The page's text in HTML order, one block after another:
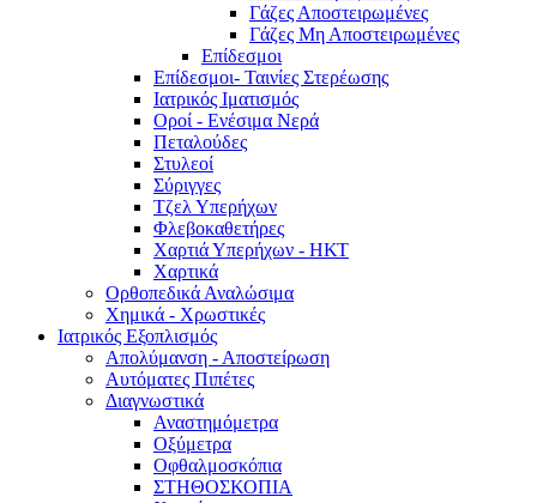
Γάζες Αποστειρωμένες
Γάζες Μη Αποστειρωμένες
Επίδεσμοι
Επίδεσμοι- Ταινίες Στερέωσης
Ιατρικός Ιματισμός
Οροί - Ενέσιμα Νερά
Πεταλούδες
Στυλεοί
Σύριγγες
Τζελ Υπερήχων
Φλεβοκαθετήρες
Χαρτιά Υπερήχων - ΗΚΤ
Χαρτικά
Ορθοπεδικά Αναλώσιμα
Χημικά - Χρωστικές
Ιατρικός Εξοπλισμός
Απολύμανση - Αποστείρωση
Αυτόματες Πιπέτες
Διαγνωστικά
Αναστημόμετρα
Οξύμετρα
Οφθαλμοσκόπια
ΣΤΗΘΟΣΚΟΠΙΑ